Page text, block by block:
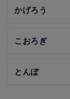
かげろう
こおろぎ
とんぼ